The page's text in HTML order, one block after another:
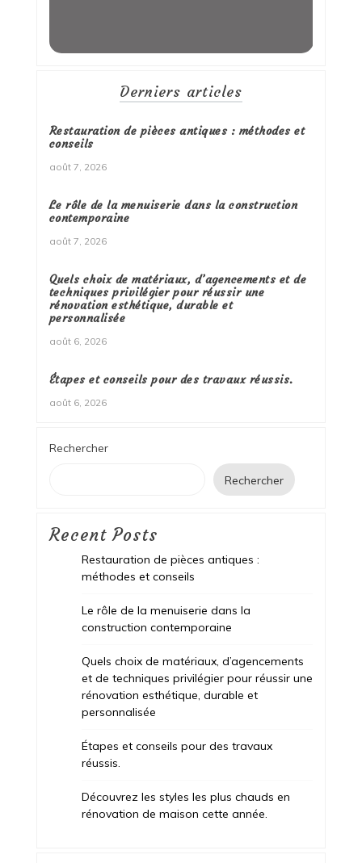
Derniers articles
Restauration de pièces antiques : méthodes et
conseils
août 7, 2026
Le rôle de la menuiserie dans la construction
contemporaine
août 7, 2026
Quels choix de matériaux, d’agencements et de
techniques privilégier pour réussir une
rénovation esthétique, durable et
personnalisée
août 6, 2026
Étapes et conseils pour des travaux réussis.
août 6, 2026
Rechercher
Rechercher
Recent Posts
Restauration de pièces antiques :
méthodes et conseils
Le rôle de la menuiserie dans la
construction contemporaine
Quels choix de matériaux, d’agencements
et de techniques privilégier pour réussir une
rénovation esthétique, durable et
personnalisée
Étapes et conseils pour des travaux
réussis.
Découvrez les styles les plus chauds en
rénovation de maison cette année.